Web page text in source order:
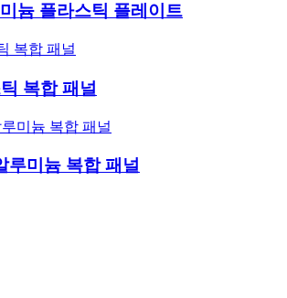
늄 플라스틱 플레이트
복합 패널
루미늄 복합 패널